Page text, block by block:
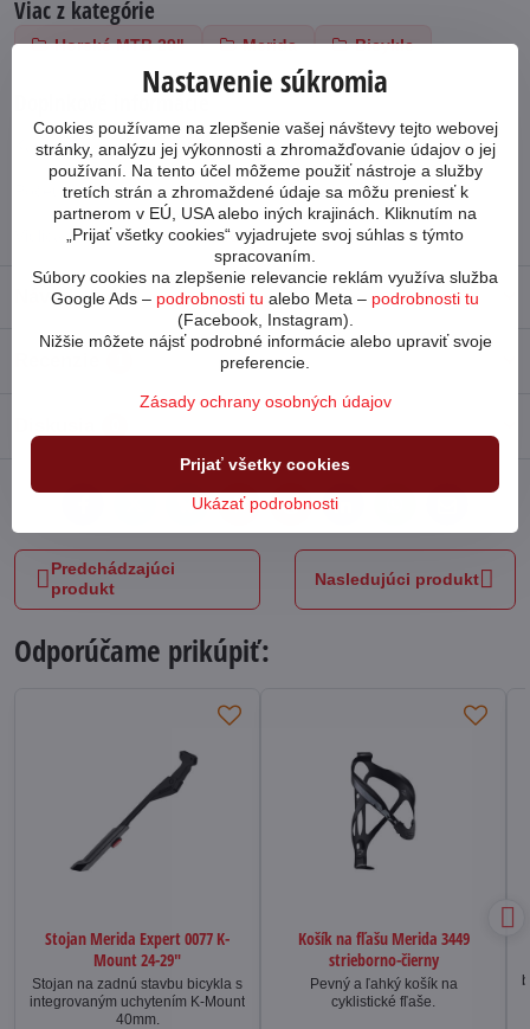
Viac z kategórie
Horské MTB 29" Merida Bicykle
Doplnkové informácie
Kategória: Merida
Počet prevodov: 1x11
Vidlica: Manitou
Návod
BlueskyPinterestReddit
Predchádzajúci
produkt
Nasledujúci produkt
Odporúčame prikúpiť:
Stojan Merida Expert 0077 K-
Mount 24-29"
Stojan na zadnú stavbu bicykla s
integrovaným uchytením K-Mount
40mm.
Košík na fľašu Merida 3449
strieborno-čierny
Pevný a ľahký košík na
cyklistické fľaše.
Nastavenie súkromia
Cookies používame na zlepšenie vašej návštevy tejto webovej
stránky, analýzu jej výkonnosti a zhromažďovanie údajov o jej
používaní. Na tento účel môžeme použiť nástroje a služby
tretích strán a zhromaždené údaje sa môžu preniesť k
partnerom v EÚ, USA alebo iných krajinách. Kliknutím na
„Prijať všetky cookies“ vyjadrujete svoj súhlas s týmto
spracovaním.
Súbory cookies na zlepšenie relevancie reklám využíva služba
Google Ads – podrobnosti tu alebo Meta – podrobnosti tu
(Facebook, Instagram).
Nižšie môžete nájsť podrobné informácie alebo upraviť svoje
preferencie.
Zásady ochrany osobných údajov
Ukázať podrobnosti
Prijať všetky cookies